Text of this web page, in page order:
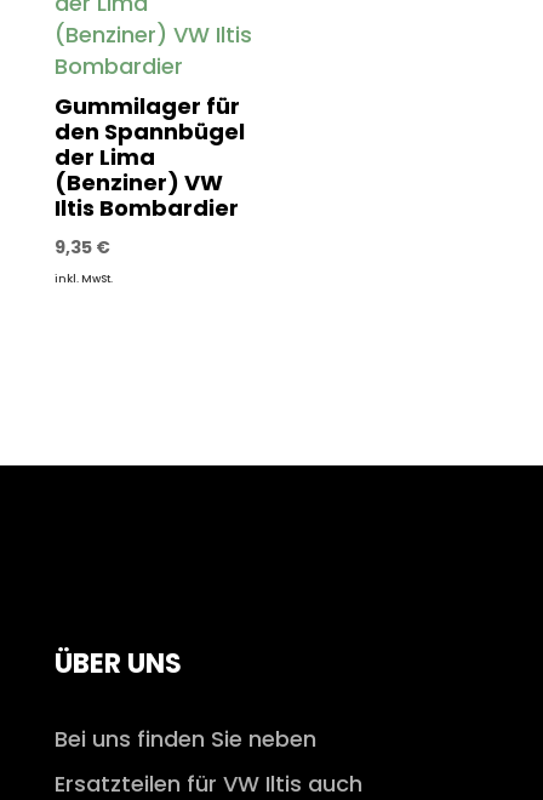
Gummilager für
den Spannbügel
der Lima
(Benziner) VW
Iltis Bombardier
9,35 €
inkl. MwSt.
ÜBER UNS
Bei uns finden Sie neben
Ersatzteilen für VW Iltis auch